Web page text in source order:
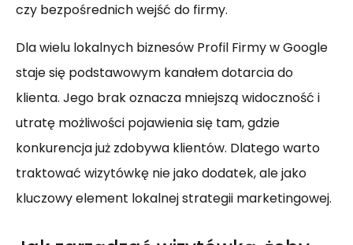
czy bezpośrednich wejść do firmy.
Dla wielu lokalnych biznesów Profil Firmy w Google
staje się podstawowym kanałem dotarcia do
klienta. Jego brak oznacza mniejszą widoczność i
utratę możliwości pojawienia się tam, gdzie
konkurencja już zdobywa klientów. Dlatego warto
traktować wizytówkę nie jako dodatek, ale jako
kluczowy element lokalnej strategii marketingowej.